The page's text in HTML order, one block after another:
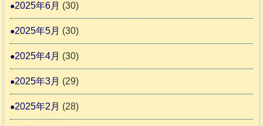
2025年6月 (30)
2025年5月 (30)
2025年4月 (30)
2025年3月 (29)
2025年2月 (28)